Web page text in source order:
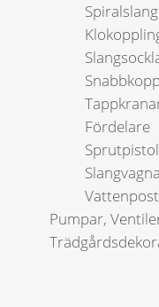
Spiralslang
Fördelare
Pumpar,